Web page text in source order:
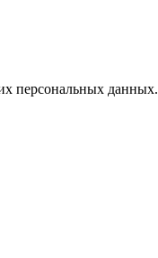
персональных данных.